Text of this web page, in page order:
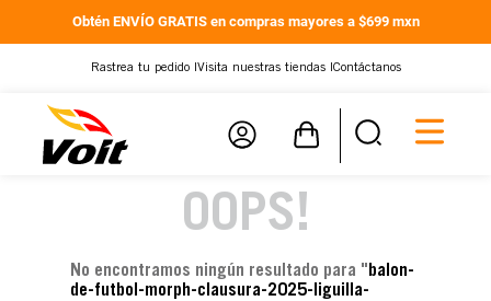
Obtén ENVÍO GRATIS en compras mayores a $699 mxn
Rastrea tu pedido | Visita nuestras tiendas | Contáctanos
OOPS!
No encontramos ningún resultado para "balon-
de-futbol-morph-clausura-2025-liguilla-